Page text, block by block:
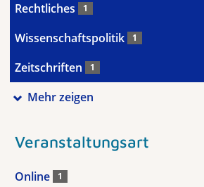
Rechtliches 1
Wissenschaftspolitik 1
Zeitschriften 1
Mehr zeigen
Veranstaltungsart
Online 1